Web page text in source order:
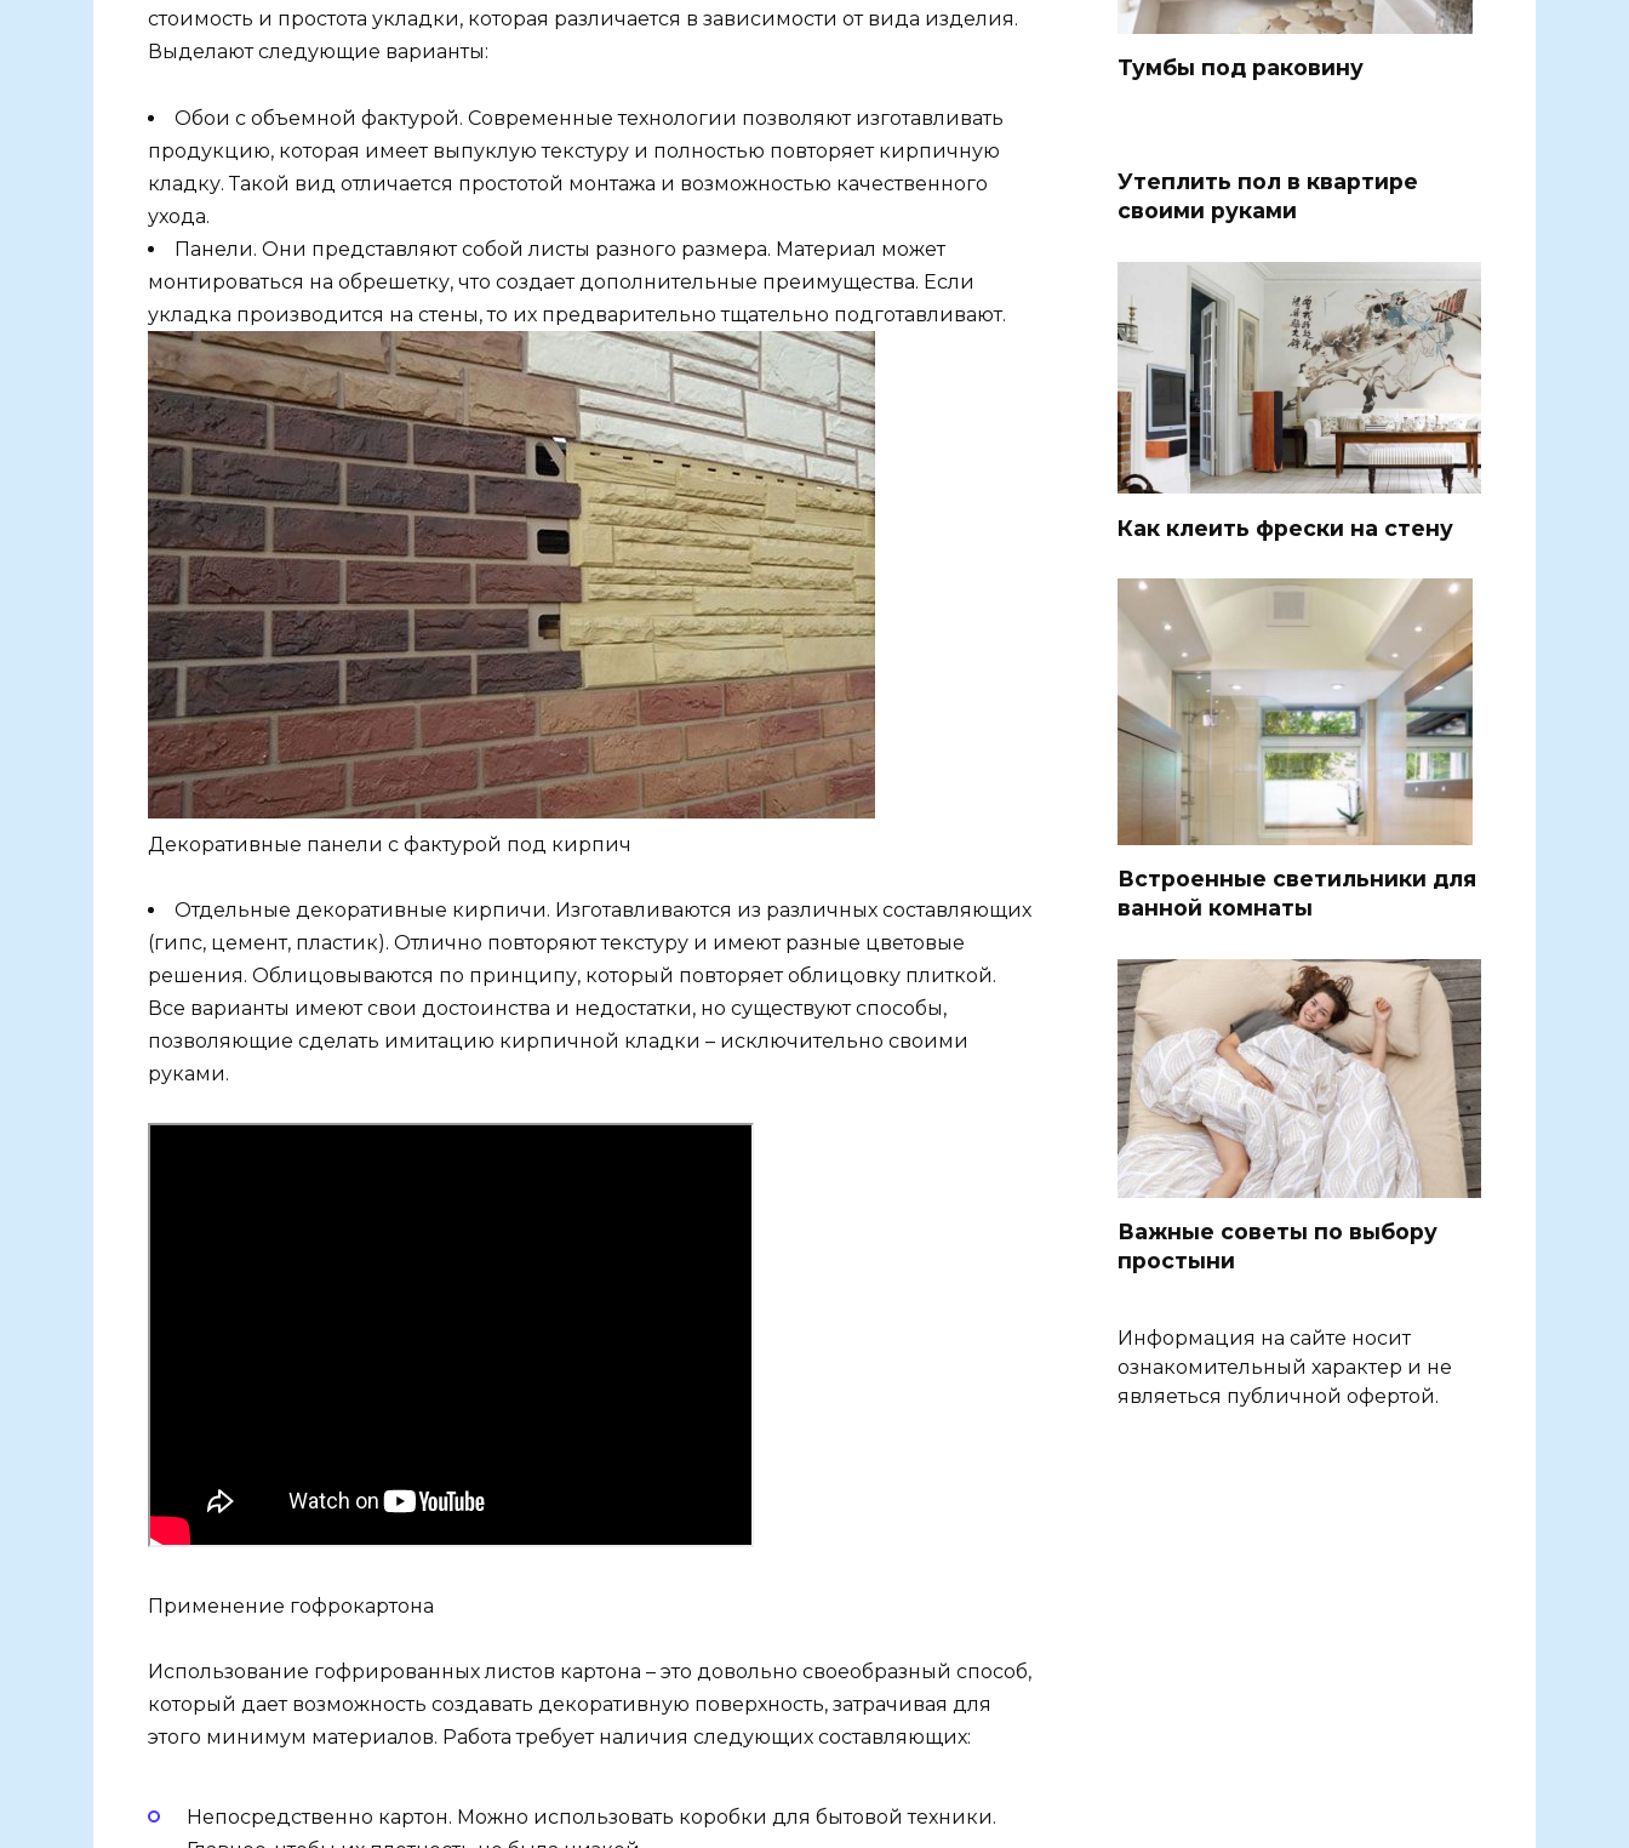
стоимость и простота укладки, которая различается в зависимости от вида изделия.
Выделают следующие варианты:
Обои с объемной фактурой. Современные технологии позволяют изготавливать
продукцию, которая имеет выпуклую текстуру и полностью повторяет кирпичную
кладку. Такой вид отличается простотой монтажа и возможностью качественного
ухода.
Панели. Они представляют собой листы разного размера. Материал может
монтироваться на обрешетку, что создает дополнительные преимущества. Если
укладка производится на стены, то их предварительно тщательно подготавливают.
Декоративные панели с фактурой под кирпич
Отдельные декоративные кирпичи. Изготавливаются из различных составляющих
(гипс, цемент, пластик). Отлично повторяют текстуру и имеют разные цветовые
решения. Облицовываются по принципу, который повторяет облицовку плиткой.
Все варианты имеют свои достоинства и недостатки, но существуют способы,
позволяющие сделать имитацию кирпичной кладки – исключительно своими
руками.
Применение гофрокартона
Использование гофрированных листов картона – это довольно своеобразный способ,
который дает возможность создавать декоративную поверхность, затрачивая для
этого минимум материалов. Работа требует наличия следующих составляющих:
Непосредственно картон. Можно использовать коробки для бытовой техники.
Тумбы под раковину
Утеплить пол в квартире
своими руками
Как клеить фрески на стену
Встроенные светильники для
ванной комнаты
Важные советы по выбору
простыни
Информация на сайте носит
ознакомительный характер и не
являеться публичной офертой.